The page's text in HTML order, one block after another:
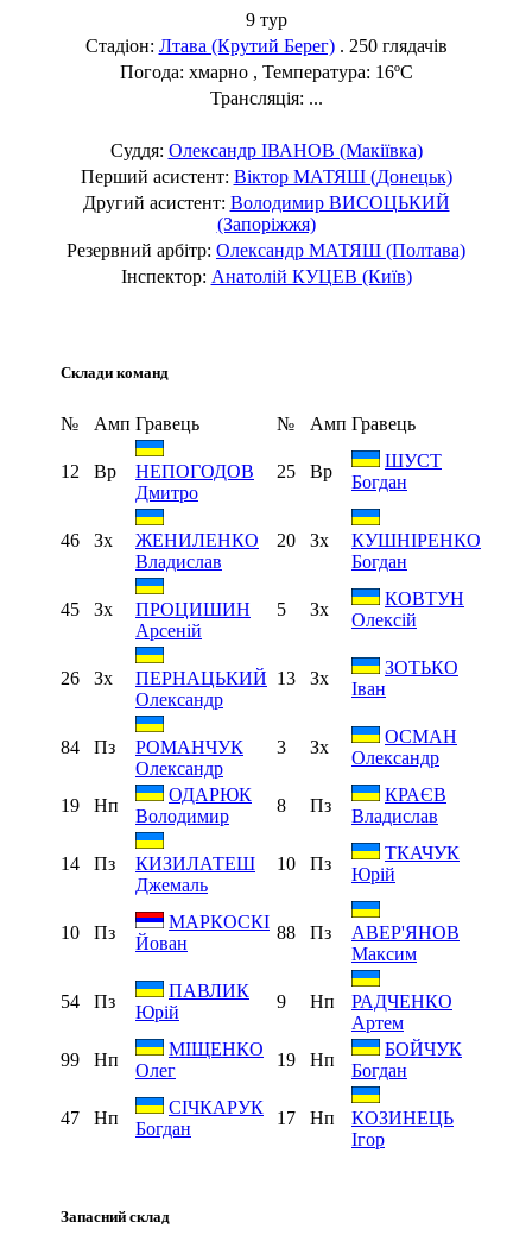
9 тур
Стадіон: Лтава (Крутий Берег). 250 глядачів
Погода: хмарно , Температура: 16ºC
Трансляція: ...
Суддя: Олександр ІВАНОВ (Макіївка)
Перший асистент: Віктор МАТЯШ (Донецьк)
Другий асистент: Володимир ВИСОЦЬКИЙ
(Запоріжжя)
Резервний арбітр: Олександр МАТЯШ (Полтава)
Інспектор: Анатолій КУЦЕВ (Київ)
Склади команд
№ Амп Гравець № Амп Гравець
12 Вр
НЕПОГОДОВ
Дмитро
25 Вр
ШУСТ
Богдан
46 Зх
ЖЕНИЛЕНКО
Владислав
20 Зх
КУШНІРЕНКО
Богдан
45 Зх
ПРОЦИШИН
Арсеній
5 Зх
КОВТУН
Олексій
26 Зх
ПЕРНАЦЬКИЙ
Олександр
13 Зх
ЗОТЬКО
Іван
84 Пз
РОМАНЧУК
Олександр
3 Зх
ОСМАН
Олександр
19 Нп
ОДАРЮК
Володимир
8 Пз
КРАЄВ
Владислав
14 Пз
КИЗИЛАТЕШ
Джемаль
10 Пз
ТКАЧУК
Юрій
10 Пз
МАРКОСКІ
Йован
88 Пз
АВЕР'ЯНОВ
Максим
54 Пз
ПАВЛИК
Юрій
9 Нп
РАДЧЕНКО
Артем
99
Нп
МІЩЕНКО
Олег
19 Нп
БОЙЧУК
Богдан
47 Нп
СІЧКАРУК
Богдан
17 Нп
КОЗИНЕЦЬ
Ігор
Запасний склад